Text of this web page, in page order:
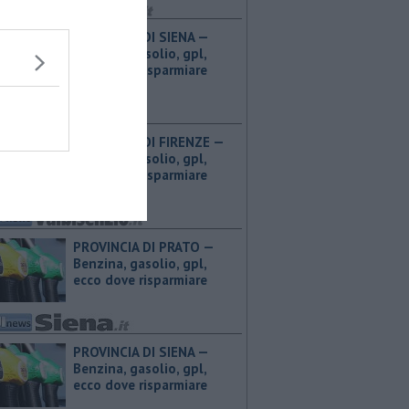
PROVINCIA DI SIENA — ​
Benzina, gasolio, gpl,
ecco dove risparmiare
PROVINCIA DI FIRENZE — ​
Benzina, gasolio, gpl,
ecco dove risparmiare
PROVINCIA DI PRATO — ​
Benzina, gasolio, gpl,
ecco dove risparmiare
PROVINCIA DI SIENA — ​
Benzina, gasolio, gpl,
ecco dove risparmiare